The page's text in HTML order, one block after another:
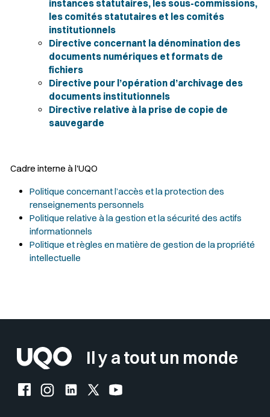
instances statutaires, les sous-commissions,
les comités statutaires et les comités
institutionnels
Directive concernant la dénomination des
documents numériques et formats de
fichiers
Directive pour l’opération d’archivage des
documents institutionnels
Directive relative à la prise de copie de
sauvegarde
Cadre interne à l'UQO
Politique concernant l’accès et la protection des
renseignements personnels
Politique relative à la gestion et la sécurité des actifs
informationnels
Politique et règles en matière de gestion de la propriété
intellectuelle
Il y a tout un monde
Facebook de l'UQO
Instagram de l'UQO
LinkedIn de l'UQO
X (Twitter) de l'UQO
YouTube de l'UQO